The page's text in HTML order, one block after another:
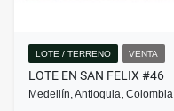
LOTE / TERRENO VENTA
LOTE EN SAN FELIX #46
Medellín, Antioquia, Colombia